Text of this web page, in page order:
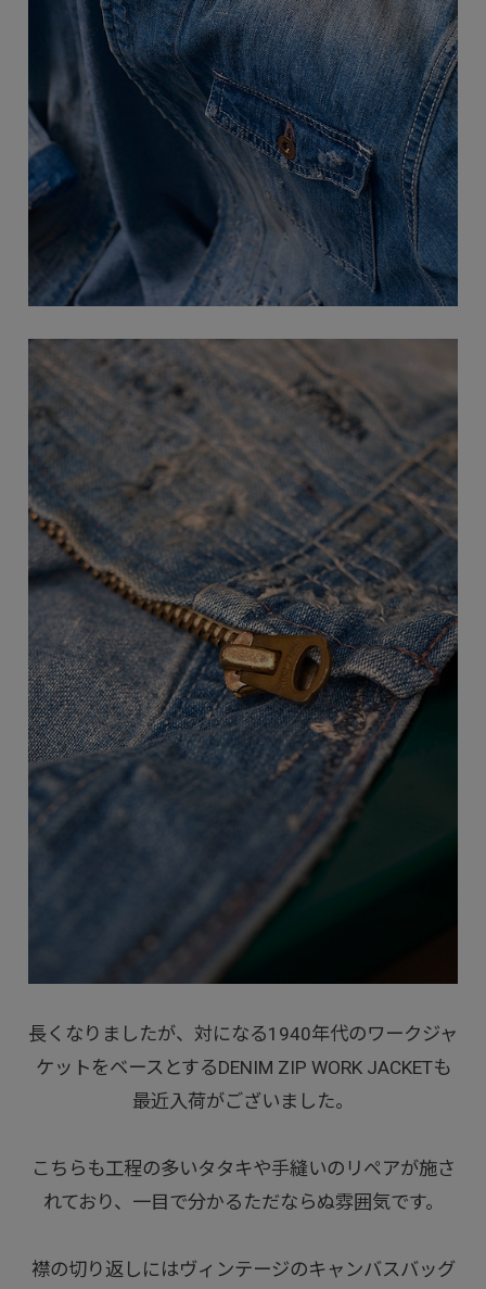
長くなりましたが、対になる1940年代のワークジャ
ケットをベースとするDENIM ZIP WORK JACKETも
最近入荷がございました。
こちらも工程の多いタタキや手縫いのリペアが施さ
れており、一目で分かるただならぬ雰囲気です。
襟の切り返しにはヴィンテージのキャンバスバッグ